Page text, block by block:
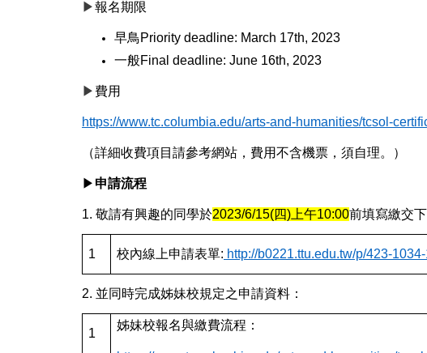
▶報名期限
早鳥Priority deadline: March 17th, 2023
一般Final deadline: June 16th, 2023
▶ 費用
https://www.tc.columbia.edu/arts-and-humanities/tcsol-
（詳細收費項目請參考網站，費用不含機票，須自理。）
▶ 申請流程
1. 敬請有興趣的同學於2023/6/15(四)上午10:00前填寫繳交
1 校內線上申請表單: http://b0221.ttu.edu.tw/p/423-
2. 並同時完成姊妹校規定之申請資料：
1
姊妹校報名與繳費流程：